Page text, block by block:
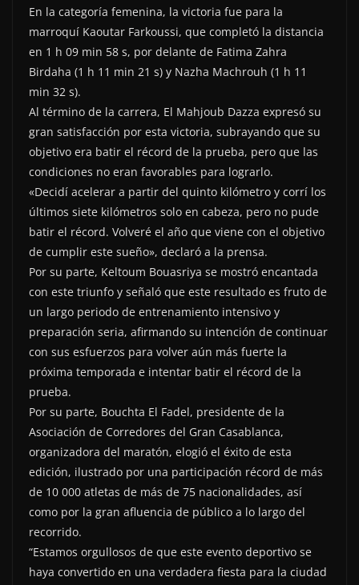
En la categoría femenina, la victoria fue para la
marroquí Kaoutar Farkoussi, que completó la distancia
en 1 h 09 min 58 s, por delante de Fatima Zahra
Birdaha (1 h 11 min 21 s) y Nazha Machrouh (1 h 11
min 32 s).
Al término de la carrera, El Mahjoub Dazza expresó su
gran satisfacción por esta victoria, subrayando que su
objetivo era batir el récord de la prueba, pero que las
condiciones no eran favorables para lograrlo.
«Decidí acelerar a partir del quinto kilómetro y corrí los
últimos siete kilómetros solo en cabeza, pero no pude
batir el récord. Volveré el año que viene con el objetivo
de cumplir este sueño», declaró a la prensa.
Por su parte, Keltoum Bouasriya se mostró encantada
con este triunfo y señaló que este resultado es fruto de
un largo periodo de entrenamiento intensivo y
preparación seria, afirmando su intención de continuar
con sus esfuerzos para volver aún más fuerte la
próxima temporada e intentar batir el récord de la
prueba.
Por su parte, Bouchta El Fadel, presidente de la
Asociación de Corredores del Gran Casablanca,
organizadora del maratón, elogió el éxito de esta
edición, ilustrado por una participación récord de más
de 10 000 atletas de más de 75 nacionalidades, así
como por la gran afluencia de público a lo largo del
recorrido.
“Estamos orgullosos de que este evento deportivo se
haya convertido en una verdadera fiesta para la ciudad